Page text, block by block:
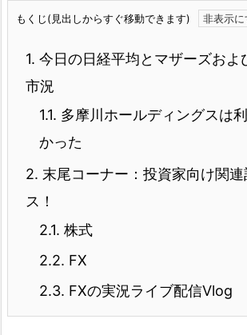
もくじ(見出しからすぐ移動できます)
1. 今日の日経平均とマザーズおよ
市況
1.1. 多摩川ホールディングスは
かった
2. 末尾コーナー：投資家向け関
ス！
2.1. 株式
2.2. FX
2.3. FXの実況ライブ配信Vlog